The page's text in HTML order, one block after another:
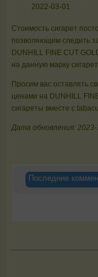
2022-03-01
Стоимость сигарет
позволяющим следить
DUNHILL FINE CUT
на данную марку
Просим вас оставлять
ценами на DUNHILL
сигареты вместе с
Дата обновления: 2023-
Последние